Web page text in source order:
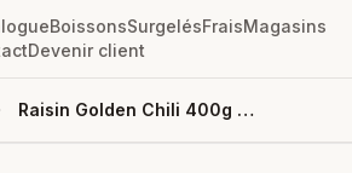
BoissonsSurgelésFraisMagasins
Devenir client
Raisin Golden Chili 400g C:16